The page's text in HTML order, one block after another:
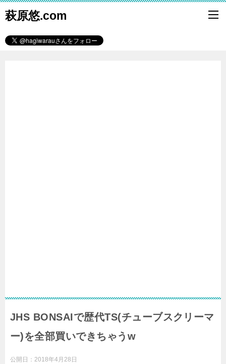
萩原悠.com
JHS BONSAIで歴代TS(チューブスクリーマ
ー)を全部買いできちゃうw
公開日： 2018年4月28日